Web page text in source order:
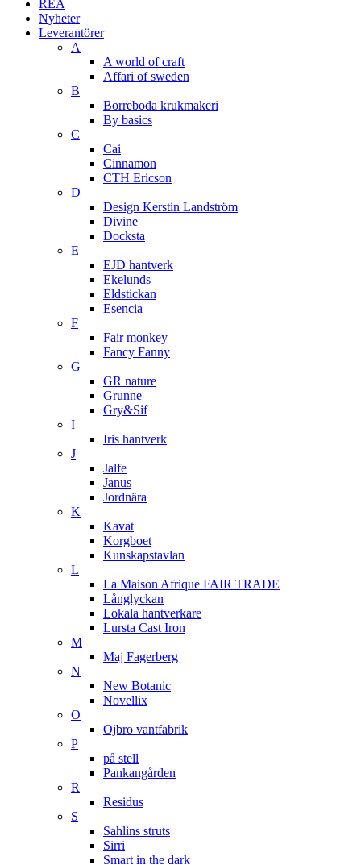
REA
Nyheter
Leverantörer
A
A world of craft
Affari of sweden
B
Borreboda krukmakeri
By basics
C
Cai
Cinnamon
CTH Ericson
D
Design Kerstin Landström
Divine
Docksta
E
EJD hantverk
Ekelunds
Eldstickan
Esencia
F
Fair monkey
Fancy Fanny
G
GR nature
Grunne
Gry&Sif
I
Iris hantverk
J
Jalfe
Janus
Jordnära
K
Kavat
Korgboet
Kunskapstavlan
L
La Maison Afrique FAIR TRADE
Långlyckan
Lokala hantverkare
Lursta Cast Iron
M
Maj Fagerberg
N
New Botanic
Novellix
O
Ojbro vantfabrik
P
på stell
Pankangården
R
Residus
S
Sahlins struts
Sirri
Smart in the dark